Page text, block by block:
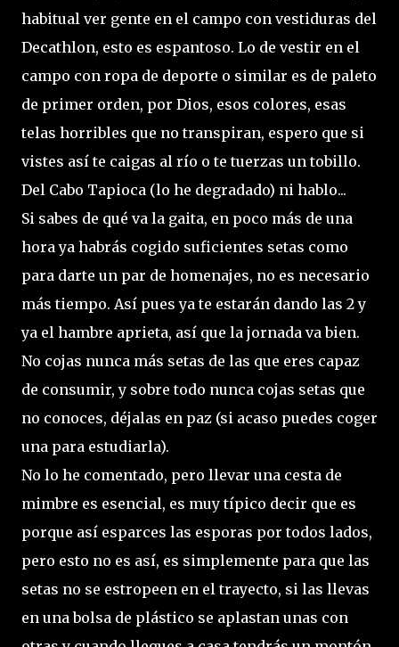
habitual ver gente en el campo con vestiduras del
Decathlon, esto es espantoso. Lo de vestir en el
campo con ropa de deporte o similar es de paleto
de primer orden, por Dios, esos colores, esas
telas horribles que no transpiran, espero que si
vistes así te caigas al río o te tuerzas un tobillo.
Del Cabo Tapioca (lo he degradado) ni hablo...
Si sabes de qué va la gaita, en poco más de una
hora ya habrás cogido suficientes setas como
para darte un par de homenajes, no es necesario
más tiempo. Así pues ya te estarán dando las 2 y
ya el hambre aprieta, así que la jornada va bien.
No cojas nunca más setas de las que eres capaz
de consumir, y sobre todo nunca cojas setas que
no conoces, déjalas en paz (si acaso puedes coger
una para estudiarla).
No lo he comentado, pero llevar una cesta de
mimbre es esencial, es muy típico decir que es
porque así esparces las esporas por todos lados,
pero esto no es así, es simplemente para que las
setas no se estropeen en el trayecto, si las llevas
en una bolsa de plástico se aplastan unas con